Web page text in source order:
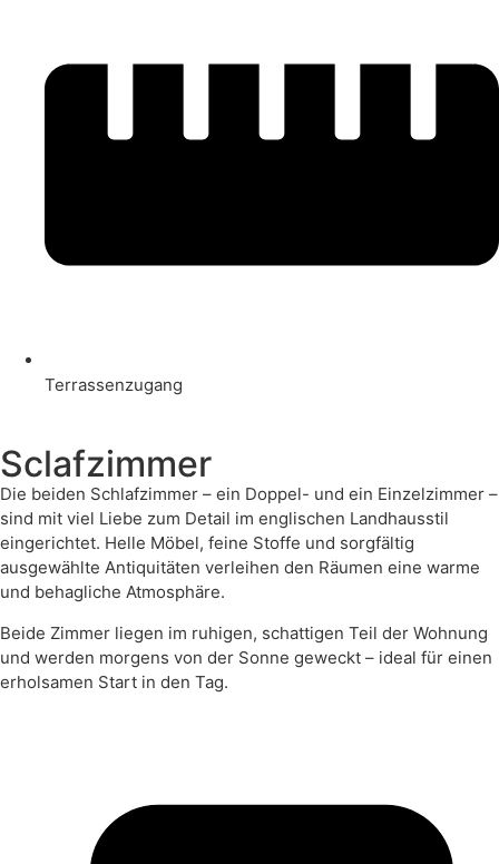
Terrassenzugang
Sclafzimmer
Die beiden Schlafzimmer – ein Doppel- und ein Einzelzimmer –
sind mit viel Liebe zum Detail im englischen Landhausstil
eingerichtet. Helle Möbel, feine Stoffe und sorgfältig
ausgewählte Antiquitäten verleihen den Räumen eine warme
und behagliche Atmosphäre.
Beide Zimmer liegen im ruhigen, schattigen Teil der Wohnung
und werden morgens von der Sonne geweckt – ideal für einen
erholsamen Start in den Tag.